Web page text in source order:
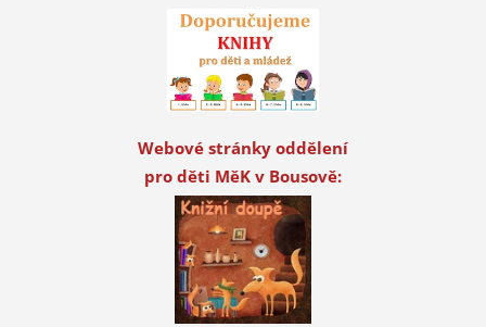
Webové stránky oddělení
pro děti MěK v Bousově: